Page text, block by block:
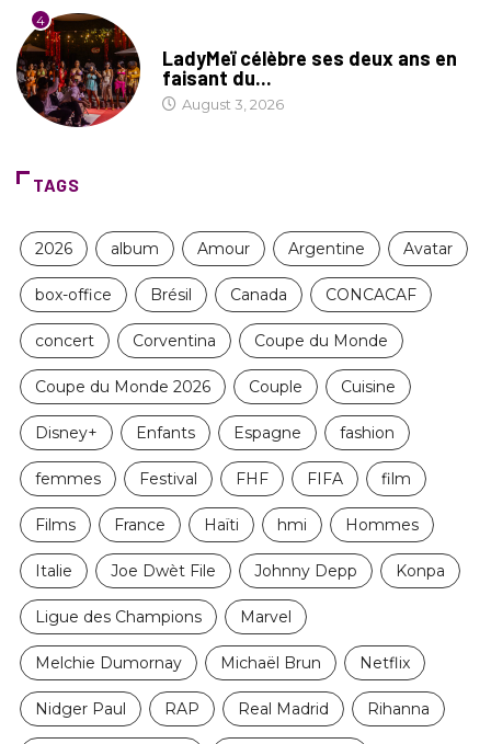
4
LadyMeï célèbre ses deux ans en
faisant du...
August 3, 2026
TAGS
2026 album Amour Argentine Avatar
box-office Brésil Canada CONCACAF
concert Corventina Coupe du Monde
Coupe du Monde 2026 Couple Cuisine
Disney+ Enfants Espagne fashion
femmes Festival FHF FIFA film
Films France Haïti hmi Hommes
Italie Joe Dwèt File Johnny Depp Konpa
Ligue des Champions Marvel
Melchie Dumornay Michaël Brun Netflix
Nidger Paul RAP Real Madrid Rihanna